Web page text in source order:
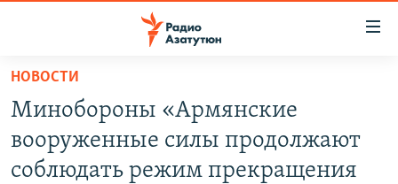
Перейти
основному
содержанию
Перейти
ПОЛИТИКА
НОВОСТИ
Минобороны «Армянские
вооруженные силы продолжают
соблюдать режим прекращения